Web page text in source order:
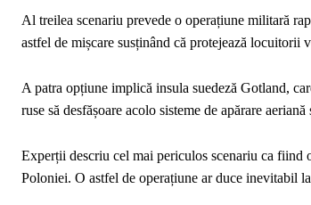
Al treilea scenariu prevede o operațiune militară
astfel de mișcare susținând că protejează locuitorii
A patra opțiune implică insula suedeză Gotland,
ruse să desfășoare acolo sisteme de apărare
Experții descriu cel mai periculos scenariu ca fiind
Poloniei. O astfel de operațiune ar duce inevitabil